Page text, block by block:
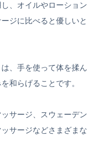
、オイルやローション
ジに比べると優しいと
、手を使って体を揉ん
和らげることです。
サージ、スウェーデン
サージなどさまざまな